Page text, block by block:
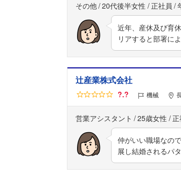
その他 20代後半女性 正社員
近年、産休及び育
リアすると部署に
辻産業株式会社
?.? 機械
営業アシスタント 25歳女性 正
仲がいい職場なの
展し結婚されるパ